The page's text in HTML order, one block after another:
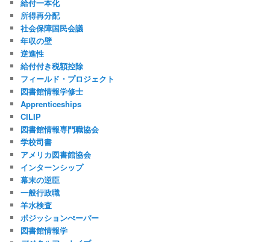
給付一本化
所得再分配
社会保障国民会議
年収の壁
逆進性
給付付き税額控除
フィールド・プロジェクト
図書館情報学修士
Apprenticeships
CILIP
図書館情報専門職協会
学校司書
アメリカ図書館協会
インターンシップ
幕末の逆臣
一般行政職
羊水検査
ポジッションぺーパー
図書館情報学